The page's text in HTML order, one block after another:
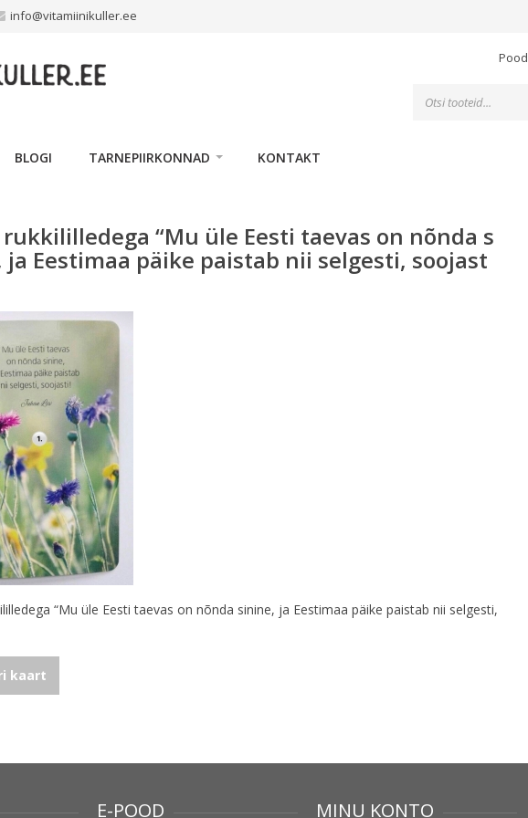
info@vitamiinikuller.ee
Pood
BLOGI TARNEPIIRKONNAD KONTAKT
“Mu üle Eesti taevas on nõnda s
ja Eestimaa päike paistab nii selgesti, soojast
“Mu üle Eesti taevas on nõnda sinine, ja Eestimaa päike paistab nii selgesti,
kaart
E-POOD MINU KONTO